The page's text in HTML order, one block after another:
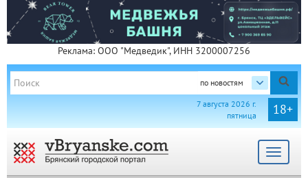
Реклама: ООО "Медведик", ИНН 3200007256
по новостям
18+
7 августа 2026 г.
пятница
Toggle